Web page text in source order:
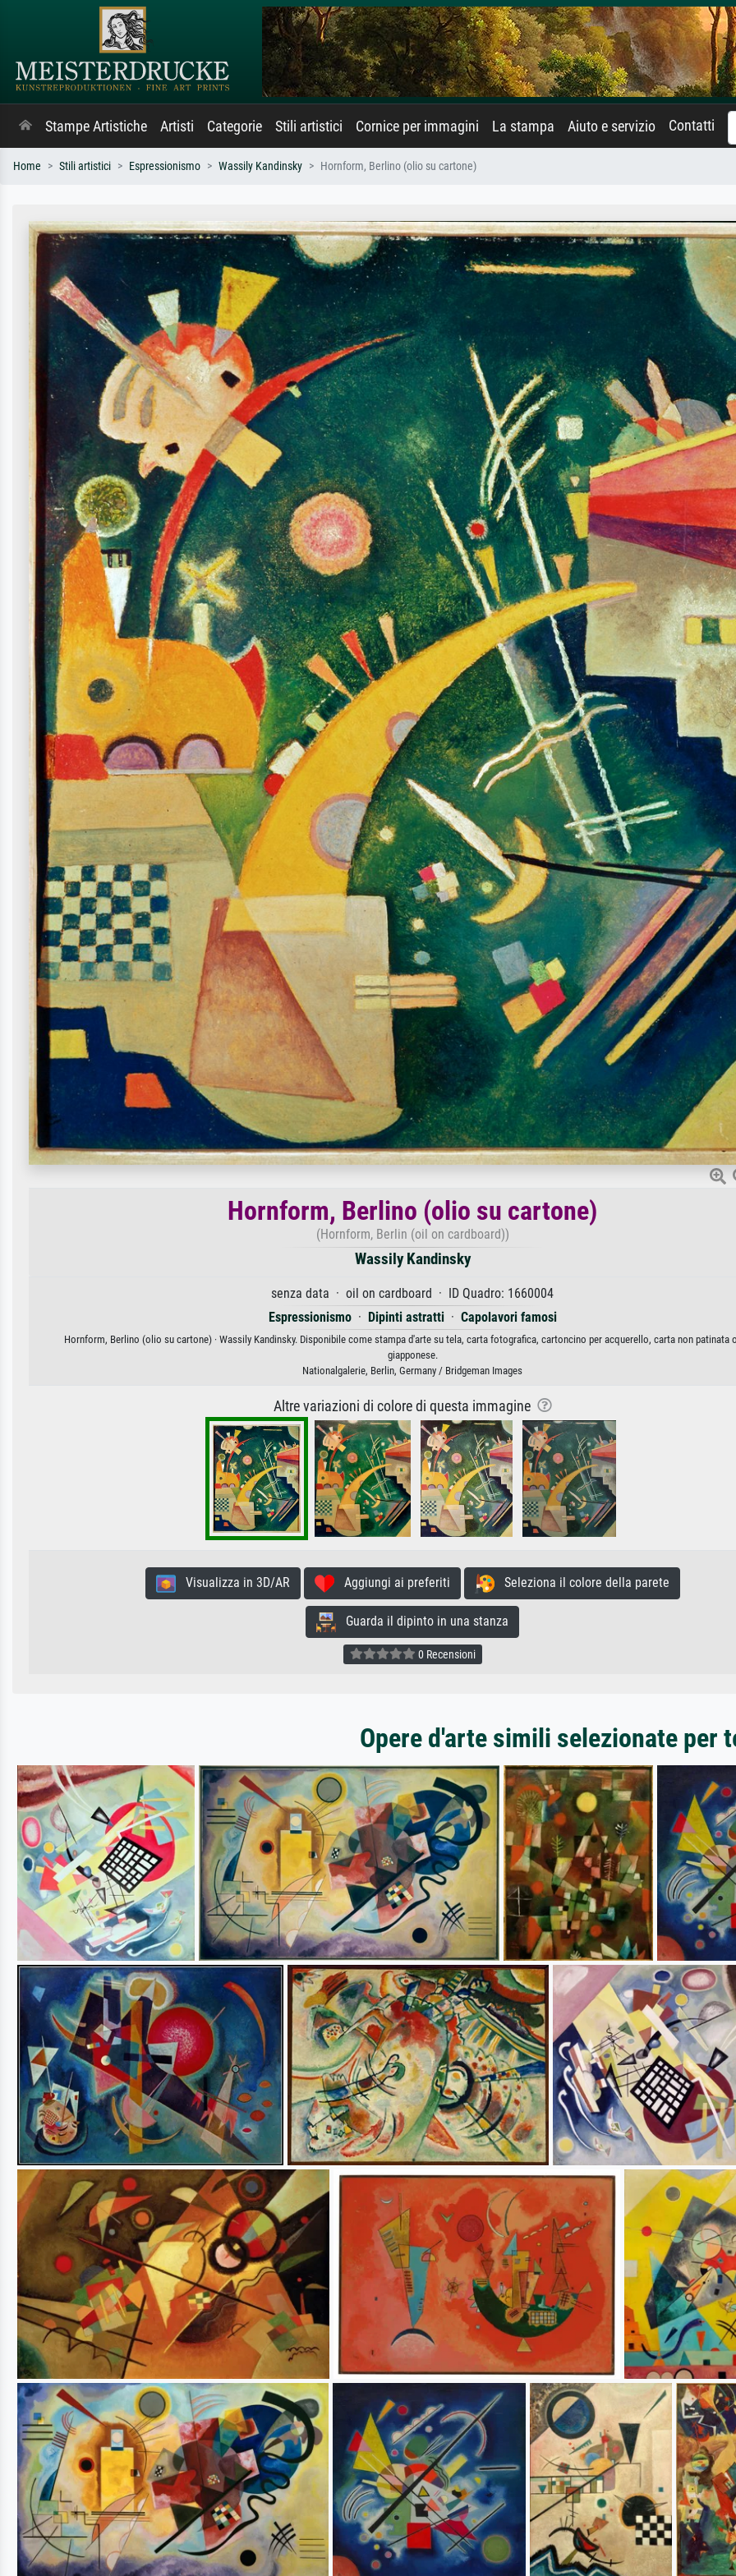
Stampe Artistiche Artisti Categorie Stili artistici Cornice per immagini La stampa Aiuto e servizio Contatti
Home Stili artistici Espressionismo Wassily Kandinsky Hornform, Berlino (olio su cartone)
Hornform, Berlino (olio su cartone)
(Hornform, Berlin (oil on cardboard))
Wassily Kandinsky
senza data · oil on cardboard · ID Quadro: 1660004
Espressionismo· Dipinti astratti· Capolavori famosi
Hornform, Berlino (olio su cartone) · Wassily Kandinsky. Disponibile come stampa d'arte su tela, carta fotografica, cartoncino per acquerello, carta non patinata
giapponese.
Nationalgalerie, Berlin, Germany / Bridgeman Images
Altre variazioni di colore di questa immagine
Visualizza in 3D/AR Aggiungi ai preferiti Seleziona il colore della parete
Guarda il dipinto in una stanza
0 Recensioni
Opere d'arte simili selezionate per